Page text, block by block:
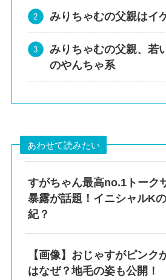
みりちゃむの父親はイ
みりちゃむの父親、若
のやんちゃ系
あわせて読みたい
すがちゃん最高no.1トーク
暴露が話題！イニシャルK
紀？
【画像】おじゃすがピンク
はなぜ？地毛の姿も公開！